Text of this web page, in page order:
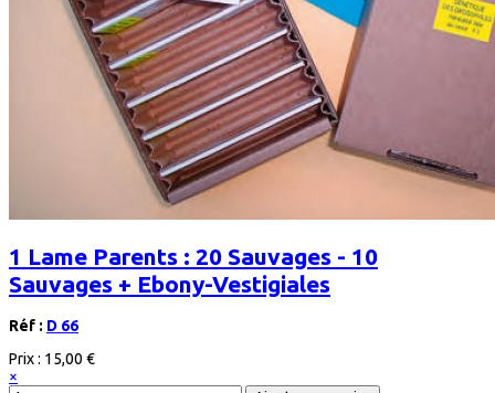
1 Lame Parents : 20 Sauvages - 10
Sauvages + Ebony-Vestigiales
Réf : D 66
Prix : 15,00 €
×